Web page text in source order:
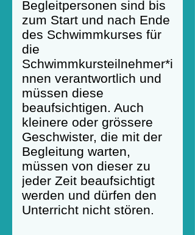
Begleitpersonen sind bis
zum Start und nach Ende
des Schwimmkurses für
die
Schwimmkursteilnehmer*i
nnen verantwortlich und
müssen diese
beaufsichtigen. Auch
kleinere oder grössere
Geschwister, die mit der
Begleitung warten,
müssen von dieser zu
jeder Zeit beaufsichtigt
werden und dürfen den
Unterricht nicht stören.